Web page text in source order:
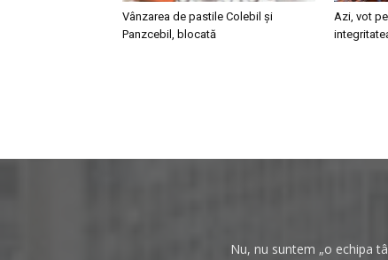
Vânzarea de pastile Colebil și
Panzcebil, blocată
Azi, vot
Nu, nu suntem „o echipa